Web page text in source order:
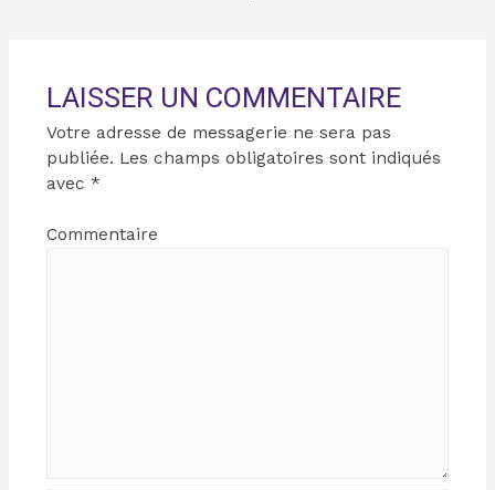
LAISSER UN COMMENTAIRE
Votre adresse de messagerie ne sera pas
publiée. Les champs obligatoires sont indiqués
avec *
Commentaire